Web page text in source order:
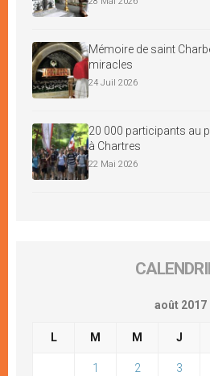
Mémoire de saint
miracles
24 Juil 2026
20 000 participants au
à Chartres
22 Mai 2026
août 2017
L M M J
1 2 3